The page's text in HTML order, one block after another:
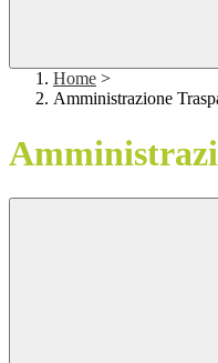
Home >
Amministrazione